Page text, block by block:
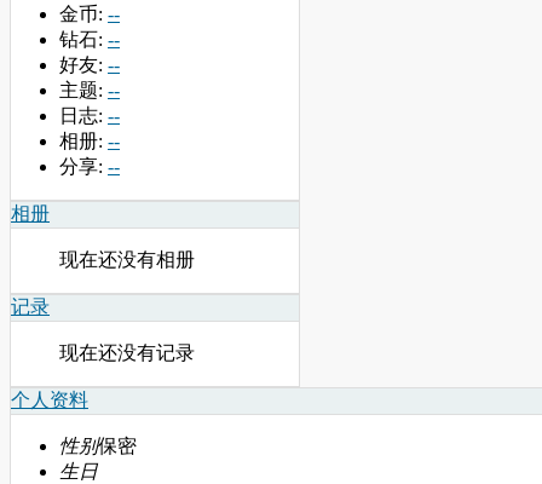
金币: --
钻石: --
好友: --
主题: --
日志: --
相册: --
分享: --
相册
现在还没有相册
记录
现在还没有记录
个人资料
性别保密
生日